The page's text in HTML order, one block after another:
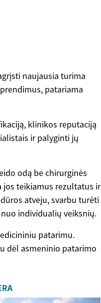
naujausia turima
patariama
klinikos reputaciją
ir palyginti jų
odą be chirurginės
jos teikiamus rezultatus ir
atveju, svarbu turėti
individualių veiksnių.
patarimu.
dėl asmeninio patarimo